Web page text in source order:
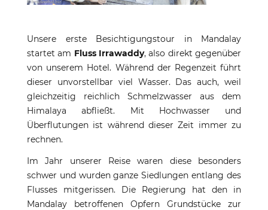
Unsere erste Besichtigungstour in Mandalay
startet am Fluss Irrawaddy, also direkt gegenüber
von unserem Hotel. Während der Regenzeit führt
dieser unvorstellbar viel Wasser. Das auch, weil
gleichzeitig reichlich Schmelzwasser aus dem
Himalaya abfließt. Mit Hochwasser und
Überflutungen ist während dieser Zeit immer zu
rechnen.
Im Jahr unserer Reise waren diese besonders
schwer und wurden ganze Siedlungen entlang des
Flusses mitgerissen. Die Regierung hat den in
Mandalay betroffenen Opfern Grundstücke zur